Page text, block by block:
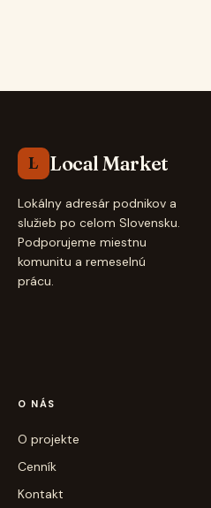
L Local Market
Lokálny adresár podnikov a
služieb po celom Slovensku.
Podporujeme miestnu
komunitu a remeselnú
prácu.
O NÁS
O projekte
Cenník
Kontakt